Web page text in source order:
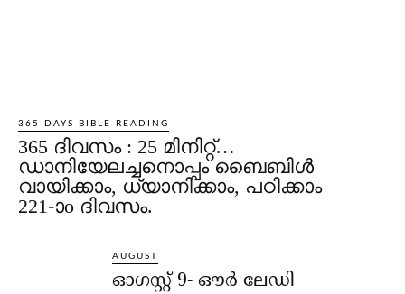
365 DAYS BIBLE READING
365 ദിവസം : 25 മിനിറ്റ്…
ഡാനിയേലച്ചനൊപ്പം ബൈബിൾ
വായിക്കാം, ധ്യാനിക്കാം, പഠിക്കാം
221-ാo ദിവസം.
AUGUST
ഓഗസ്റ്റ് 9- ഔര്‍ ലേഡി